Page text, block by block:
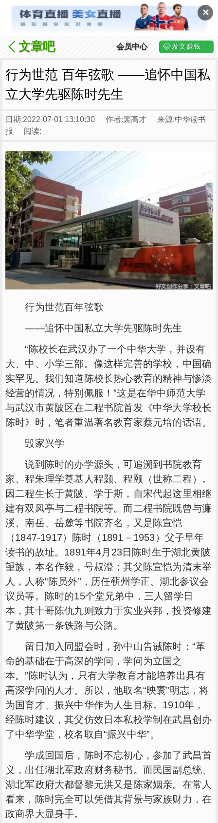
✕
文章吧 会员中心 发文赚钱
行为世范 百年弦歌 ——追怀中国私
立大学先驱陈时先生
日期:2022-07-01 13:10:30 作者:裴高才
来源:中华读书
报
阅读:
行为世范百年弦歌
——追怀中国私立大学先驱陈时先生
“陈校长在武汉办了一个中华大学，并设有
大、中、小学三部。像这样完善的学校，中国确
实罕见。我们知道陈校长热心教育的精神与惨淡
经营的情况，特别佩服！”这是在华中师范大学
与武汉市黄陂区在二程书院首发《中华大学校长
陈时》时，笔者重温著名教育家蔡元培的话语。
毁家兴学
说到陈时的办学源头，可追溯到书院教育
家、程朱理学奠基人程颢、程颐（世称二程）。
因二程生长于黄陂、学于斯，自宋代起这里相继
建有双凤亭与二程书院等。而二程书院既曾与濂
溪、南岳、岳麓等书院齐名，又是陈宣恺
（1847-1917）陈时（1891－1953）父子早年
读书的故址。1891年4月23日陈时生于湖北黄陂
望族，本名作毅，号叔澄；其父陈宣恺为清末举
人，人称“陈员外”，历任蕲州学正、湖北参议会
议员等。陈时的15个堂兄弟中，三人留学日
本，其十哥陈仇九则致力于实业兴邦，投资修建
了黄陂第一条铁路与公路。
留日加入同盟会时，孙中山告诫陈时：“革
命的基础在于高深的学问，学问为立国之
本。”陈时认为，只有大学教育才能培养出具有
高深学问的人才。所以，他取名“映寰”明志，将
为国育才、振兴中华作为人生目标。1910年，
经陈时建议，其父仿效日本私校学制在武昌创办
了中华学堂，校名取自“振兴中华”。
学成回国后，陈时不忘初心，参加了武昌首
义，出任湖北军政府财务秘书。而民国副总统、
湖北军政府大都督黎元洪又是陈家姻亲。在常人
看来，陈时完全可以凭借其背景与家族财力，在
政商界大显身手。